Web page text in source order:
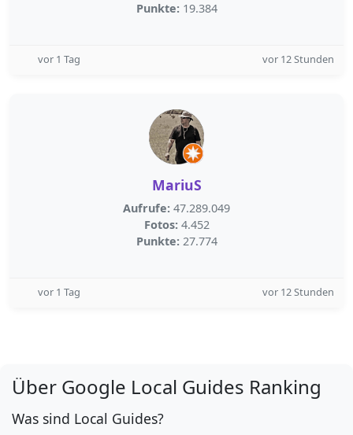
Punkte: 19.384
vor 1 Tag vor 12 Stunden
MariuS
Aufrufe: 47.289.049
Fotos: 4.452
Punkte: 27.774
vor 1 Tag vor 12 Stunden
Über Google Local Guides Ranking
Was sind Local Guides?